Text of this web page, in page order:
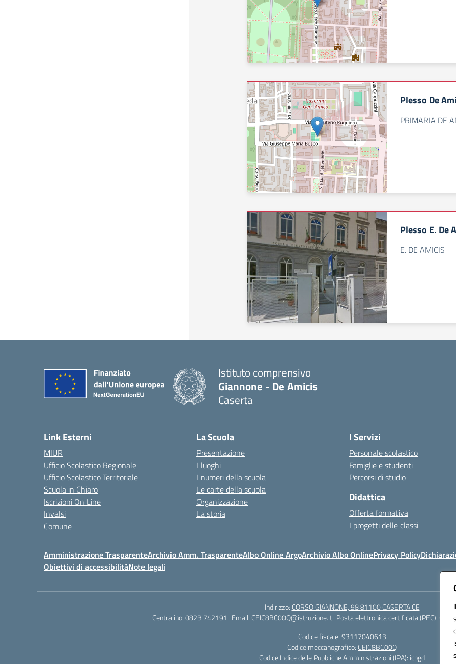
Plesso De
PRIMARIA DE
Plesso E. De
E. DE AMICIS
Istituto comprensivo
Giannone - De Amicis
Caserta
Link Esterni
MIUR
Ufficio Scolastico Regionale
Ufficio Scolastico Territoriale
Scuola in Chiaro
Iscrizioni On Line
Invalsi
Comune
La Scuola
Presentazione
I luoghi
I numeri della scuola
Le carte della scuola
Organizzazione
La storia
I Servizi
Personale scolastico
Famiglie e studenti
Percorsi di studio
Didattica
Offerta formativa
I progetti delle classi
Amministrazione TrasparenteArchivio Amm. TrasparenteAlbo Online ArgoArchivio Albo OnlinePrivacy Policy
Obiettivi di accessibilitàNote legali
Indirizzo: CORSO GIANNONE, 98 81100 CASERTA CE
Centralino:0823 742191 Email: CEIC8BC00Q@istruzione.it Posta elettronica certificata (PEC):
Codice fiscale: 93117040613
Codice meccanografico: CEIC8BC00Q
Codice Indice delle Pubbliche Amministrazioni (IPA): icpgd